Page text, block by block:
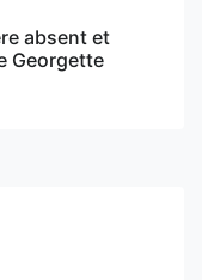
absent et
Georgette